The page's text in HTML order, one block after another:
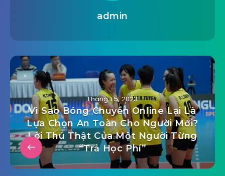
admin
Tháng 1 5, 2023
Vì Sao Bóng Chuyền Online Lại Là
Lựa Chọn An Toàn Cho Người Mới?
Lời Thú Thật Của Một Người Từng
“Trả Học Phí”